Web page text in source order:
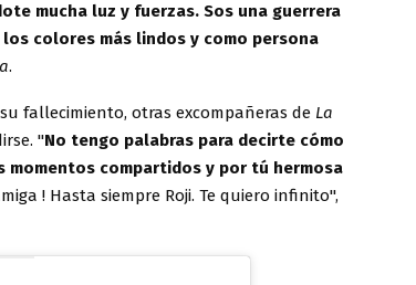
mucha luz y fuerzas. Sos una guerrera
colores más lindos y como persona
.
fallecimiento, otras excompañeras de La
"No tengo palabras para decirte cómo
compartidos y por tú hermosa
! Hasta siempre Roji. Te quiero infinito",